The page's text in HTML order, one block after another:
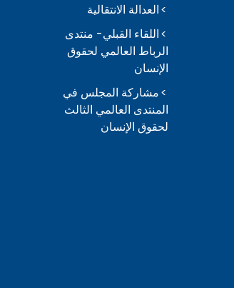
العدالة الانتقالية
اللقاء القبلي- منتدى
الرباط العالمي لحقوق
الإنسان
مشاركة المجلس في
المنتدى العالمي الثالث
لحقوق الإنسان